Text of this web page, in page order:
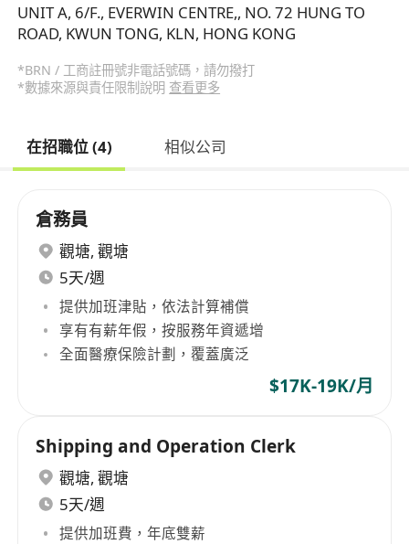
UNIT A, 6/F., EVERWIN CENTRE,, NO. 72 HUNG TO
ROAD, KWUN TONG, KLN, HONG KONG
*BRN / 工商註冊號非電話號碼，請勿撥打
*數據來源與責任限制說明 查看更多
在招職位 (4) 相似公司
倉務員
觀塘, 觀塘
5天/週
提供加班津貼，依法計算補償
享有有薪年假，按服務年資遞增
全面醫療保險計劃，覆蓋廣泛
$17K-19K/月
Shipping and Operation Clerk
觀塘, 觀塘
5天/週
提供加班費，年底雙薪